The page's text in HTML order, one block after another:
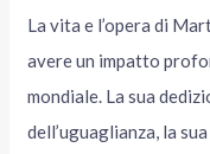
La vita e l’opera di
avere un impatto
mondiale. La sua
dell’uguaglianza, la